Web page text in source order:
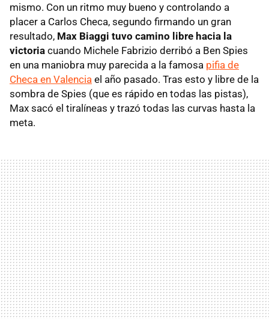
mismo. Con un ritmo muy bueno y controlando a
placer a Carlos Checa, segundo firmando un gran
resultado, Max Biaggi tuvo camino libre hacia la
victoria cuando Michele Fabrizio derribó a Ben Spies
en una maniobra muy parecida a la famosa pifia de
Checa en Valencia el año pasado. Tras esto y libre de la
sombra de Spies (que es rápido en todas las pistas),
Max sacó el tiralíneas y trazó todas las curvas hasta la
meta.